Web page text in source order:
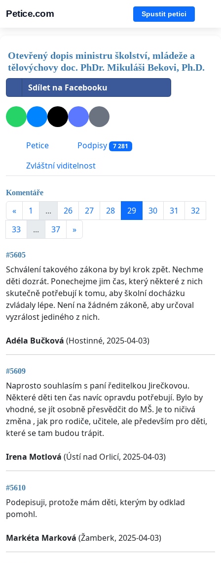
Petice.com Spustit petici
Otevřený dopis ministru školství, mládeže a
tělovýchovy doc. PhDr. Mikuláši Bekovi, Ph.D.
Sdílet na Facebooku
Petice Podpisy 7 281
Zvláštní viditelnost
Komentáře
« 1 ... 26 27 28 29 30 31
32
33
... 37 »
#5605
Schválení takového zákona by byl krok zpět. Nechme
děti dozrát. Ponechejme jim čas, který některé z nich
skutečně potřebují k tomu, aby školní docházku
zvládaly lépe. Není na žádném zákoně, aby určoval
vyzrálost jediného z nich.
Adéla Bučková (Hostinné, 2025-04-03)
#5609
Naprosto souhlasím s paní ředitelkou Jirečkovou.
Některé děti ten čas navíc opravdu potřebují. Bylo by
vhodné, se jít osobně přesvědčit do MŠ. Je to ničivá
změna , jak pro rodiče, učitele, ale především pro děti,
které se tam budou trápit.
Irena Motlová (Ústí nad Orlicí, 2025-04-03)
#5610
Podepisuji, protože mám děti, kterým by odklad
pomohl.
Markéta Marková (Žamberk, 2025-04-03)